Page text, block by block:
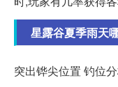
星露谷夏季雨天
突出铧尖位置 钓位